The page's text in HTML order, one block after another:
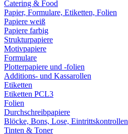
Catering & Food
Papier, Formulare, Etiketten, Folien
Papiere weiß
Papiere farbig
Strukturpapiere
Motivpapiere
Formulare
Plotterpapiere und -folien
Additions- und Kassarollen
Etiketten
Etiketten PCL3
Folien
Durchschreibpapiere
Blöcke, Bons, Lose, Eintrittskontrollen
Tinten & Toner